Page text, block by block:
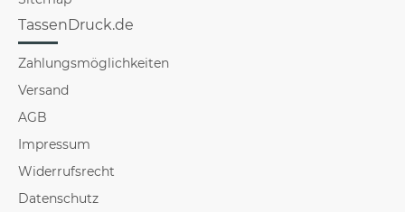
TassenDruck.de
Zahlungsmöglichkeiten
Versand
AGB
Impressum
Widerrufsrecht
Datenschutz